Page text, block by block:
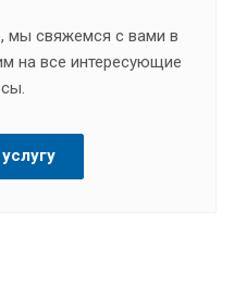
мы свяжемся с вами в
на все интересующие